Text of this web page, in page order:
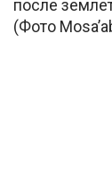
после
(Фото